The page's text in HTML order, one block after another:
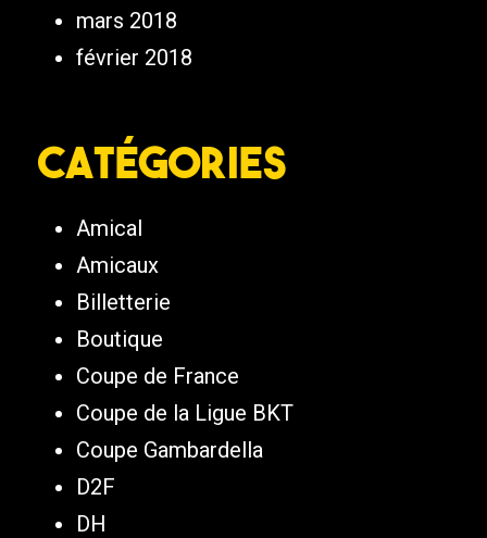
mars 2018
février 2018
Catégories
Amical
Amicaux
Billetterie
Boutique
Coupe de France
Coupe de la Ligue BKT
Coupe Gambardella
D2F
DH